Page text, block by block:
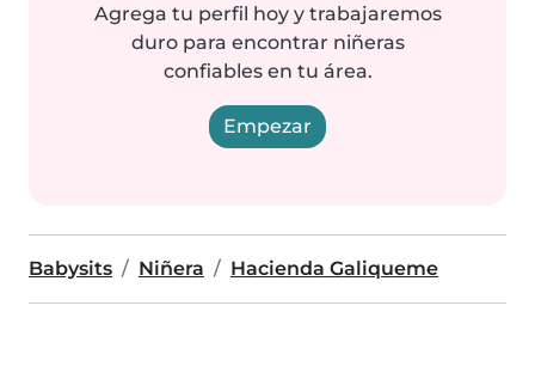
Agrega tu perfil hoy y trabajaremos
duro para encontrar niñeras
confiables en tu área.
Empezar
Babysits Niñera Hacienda Galiqueme